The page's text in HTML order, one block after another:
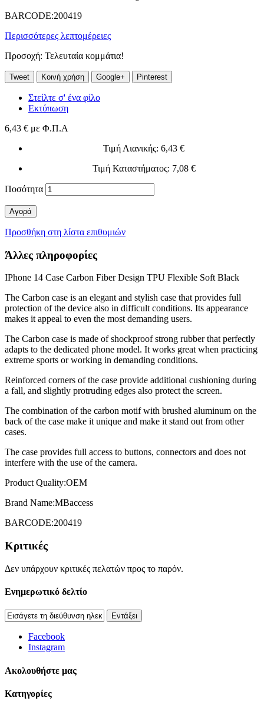
BARCODE:200419
Περισσότερες λεπτομέρειες
Προσοχή: Τελευταία κομμάτια!
Tweet Κοινή χρήση Google+ Pinterest
Στείλτε σ' ένα φίλο
Εκτύπωση
6,43 € με Φ.Π.Α
Τιμή Λιανικής: 6,43 €
Τιμή Καταστήματος: 7,08 €
Ποσότητα
Αγορά
Προσθήκη στη λίστα επιθυμιών
Άλλες πληροφορίες
IPhone 14 Case Carbon Fiber Design TPU Flexible Soft Black
The Carbon case is an elegant and stylish case that provides full
protection of the device also in difficult conditions. Its appearance
makes it appeal to even the most demanding users.
The Carbon case is made of shockproof strong rubber that perfectly
adapts to the dedicated phone model. It works great when practicing
extreme sports or working in demanding conditions.
Reinforced corners of the case provide additional cushioning during
a fall, and slightly protruding edges also protect the screen.
The combination of the carbon motif with brushed aluminum on the
back of the case make it unique and make it stand out from other
cases.
The case provides full access to buttons, connectors and does not
interfere with the use of the camera.
Product Quality:OEM
Brand Name:MBaccess
BARCODE:200419
Κριτικές
Δεν υπάρχουν κριτικές πελατών προς το παρόν.
Ενημερωτικό δελτίο
Εντάξει
Facebook
Instagram
Aκολουθήστε μας
Κατηγορίες